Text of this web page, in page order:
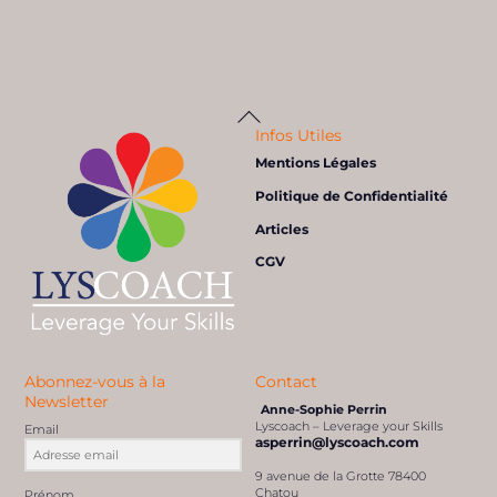
Intelligence collective, le rôle du DRH
Articles de presse intelligence collective
Top
Infos Utiles
Mentions Légales
Politique de Confidentialité
Articles
CGV
Abonnez-vous à la
Newsletter
Email
Contact
Anne-Sophie Perrin
Lyscoach – Leverage your Skills
asperrin@lyscoach.com
9 avenue de la Grotte 78400
Chatou